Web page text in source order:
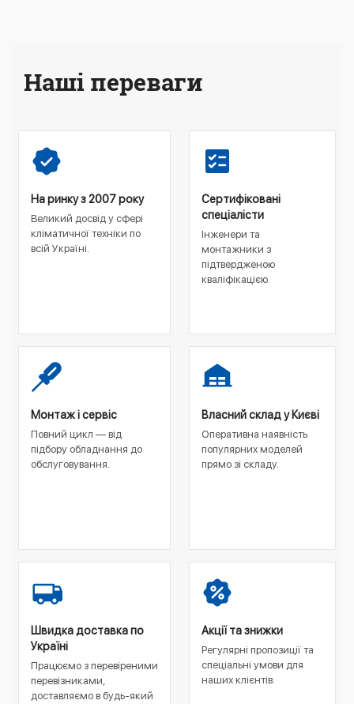
Наші переваги
На ринку з 2007 року
Великий досвід у сфері
кліматичної техніки по
всій Україні.
Сертифіковані
спеціалісти
Інженери та
монтажники з
підтвердженою
кваліфікацією.
Монтаж і сервіс
Повний цикл — від
підбору обладнання до
обслуговування.
Власний склад у Києві
Оперативна наявність
популярних моделей
прямо зі складу.
Швидка доставка по
Україні
Працюємо з перевіреними
перевізниками,
доставляємо в будь-який
Акції та знижки
Регулярні пропозиції та
спеціальні умови для
наших клієнтів.